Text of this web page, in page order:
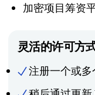
加密项目筹资
灵活的许可方
注册一个或